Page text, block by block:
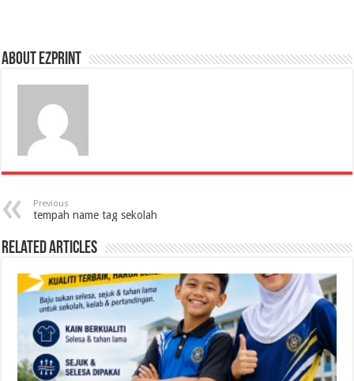
About Ezprint
Previous
tempah name tag sekolah
Related Articles